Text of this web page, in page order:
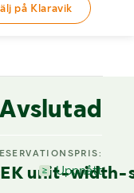
på Klaravik
Avslutad
unit-
Uppnått